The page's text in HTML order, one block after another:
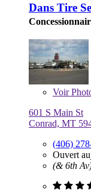
Dans Tire
Voir
601 S Main St
Conrad, MT
(406)
Ouvert
(& 6th